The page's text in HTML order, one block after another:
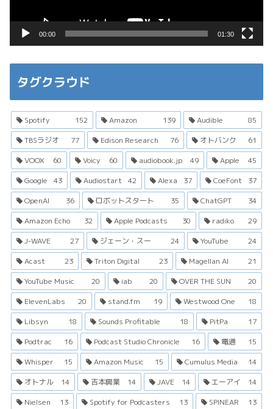
00:00 01:30
タグクラウド
Spotify 152 Amazon 139 Audible
85
TBSラジオ
77 Edison Research 76 オトバンク
61
VOOX
60 Voicy 60 audiobook.jp 49 Apple
45
Google
43 Audiostart 42 Alexa 37 CoeFont
37
OpenAI
36 ロボットスタート 35 ChatGPT
34
Amazon Echo
32 Apple Podcasts 30 radiko
29
J-WAVE
27 ジェーン・スー 24 YouTube
24
Acast
23 Triton Digital 23 Magellan AI
21
YouTube Music
20 iab 20 OVER THE SUN
20
ElevenLabs
20 stand.fm 19 Westwood One
18
Libsyn
18 Sounds Profitable 18 PitPa
17
Podtrac
16 Podcast Studio Chronicle 16 電通
15
Whisper
15 Amazon Music 15 Cumulus Media
14
オトナル
14 吉本興業 14 JAVE 14 エーアイ
14
Nielsen
13 Spotify for Podcasters 13 SPINEAR
13